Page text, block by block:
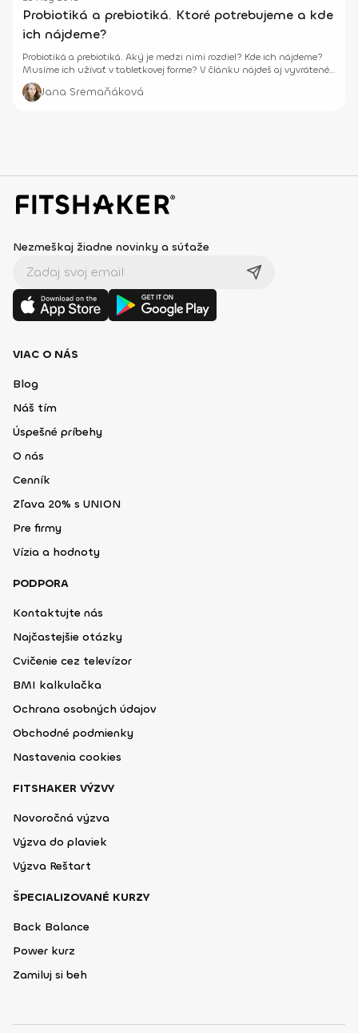
Probiotiká a prebiotiká. Ktoré potrebujeme a kde
ich nájdeme?
Probiotiká a prebiotiká. Aký je medzi nimi rozdiel? Kde ich nájdeme?
Musíme ich užívať v tabletkovej forme? V článku nájdeš aj vyvrátené
mýty.
Jana Sremaňáková
Nezmeškaj žiadne novinky a súťaže
VIAC O NÁS
Blog
Náš tím
Úspešné príbehy
O nás
Cenník
Zľava 20% s UNION
Pre firmy
Vízia a hodnoty
PODPORA
Kontaktujte nás
Najčastejšie otázky
Cvičenie cez televízor
BMI kalkulačka
Ochrana osobných údajov
Obchodné podmienky
Nastavenia cookies
FITSHAKER VÝZVY
Novoročná výzva
Výzva do plaviek
Výzva Reštart
ŠPECIALIZOVANÉ KURZY
Back Balance
Power kurz
Zamiluj si beh